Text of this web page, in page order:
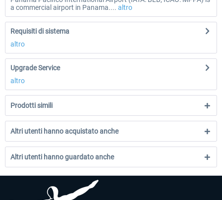
a commercial airport in Panama.... altro
Requisiti di sistema
altro
Upgrade Service
altro
Prodotti simili
Altri utenti hanno acquistato anche
Altri utenti hanno guardato anche